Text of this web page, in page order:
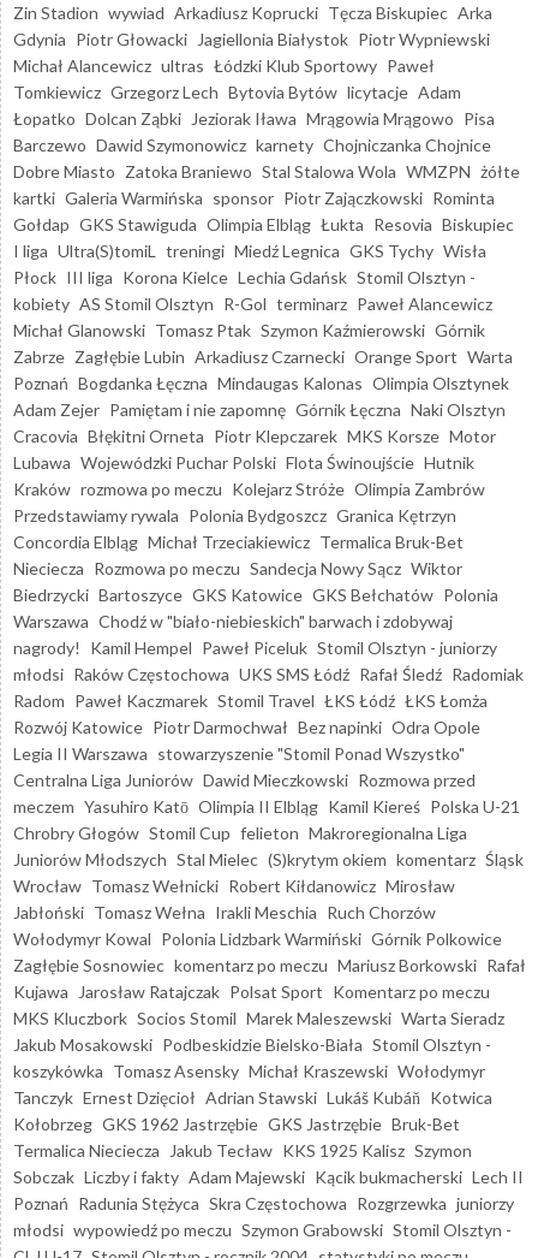
Zin Stadion wywiad Arkadiusz Koprucki Tęcza Biskupiec Arka
Gdynia Piotr Głowacki Jagiellonia Białystok Piotr Wypniewski
Michał Alancewicz ultras Łódzki Klub Sportowy Paweł
Tomkiewicz Grzegorz Lech Bytovia Bytów licytacje Adam
Łopatko Dolcan Ząbki Jeziorak Iława Mrągowia Mrągowo Pisa
Barczewo Dawid Szymonowicz karnety Chojniczanka Chojnice
Dobre Miasto Zatoka Braniewo Stal Stalowa Wola WMZPN żółte
kartki Galeria Warmińska sponsor Piotr Zajączkowski Rominta
Gołdap GKS Stawiguda Olimpia Elbląg Łukta Resovia Biskupiec
I liga Ultra(S)tomiL treningi Miedź Legnica GKS Tychy Wisła
Płock III liga Korona Kielce Lechia Gdańsk Stomil Olsztyn -
kobiety AS Stomil Olsztyn R-Gol terminarz Paweł Alancewicz
Michał Glanowski Tomasz Ptak Szymon Kaźmierowski Górnik
Zabrze Zagłębie Lubin Arkadiusz Czarnecki Orange Sport Warta
Poznań Bogdanka Łęczna Mindaugas Kalonas Olimpia Olsztynek
Adam Zejer Pamiętam i nie zapomnę Górnik Łęczna Naki Olsztyn
Cracovia Błękitni Orneta Piotr Klepczarek MKS Korsze Motor
Lubawa Wojewódzki Puchar Polski Flota Świnoujście Hutnik
Kraków rozmowa po meczu Kolejarz Stróże Olimpia Zambrów
Przedstawiamy rywala Polonia Bydgoszcz Granica Kętrzyn
Concordia Elbląg Michał Trzeciakiewicz Termalica Bruk-Bet
Nieciecza Rozmowa po meczu Sandecja Nowy Sącz Wiktor
Biedrzycki Bartoszyce GKS Katowice GKS Bełchatów Polonia
Warszawa Chodź w "biało-niebieskich" barwach i zdobywaj
nagrody!
Kamil Hempel Paweł Piceluk Stomil Olsztyn - juniorzy
młodsi Raków Częstochowa UKS SMS Łódź Rafał Śledź Radomiak
Radom Paweł Kaczmarek Stomil Travel ŁKS Łódź ŁKS Łomża
Rozwój Katowice Piotr Darmochwał Bez napinki Odra Opole
Legia II Warszawa stowarzyszenie "Stomil Ponad Wszystko"
Centralna Liga Juniorów Dawid Mieczkowski Rozmowa przed
meczem Yasuhiro Katō Olimpia II Elbląg Kamil Kiereś Polska U-21
Chrobry Głogów Stomil Cup felieton Makroregionalna Liga
Juniorów Młodszych Stal Mielec (S)krytym okiem komentarz Śląsk
Wrocław Tomasz Wełnicki Robert Kiłdanowicz Mirosław
Jabłoński Tomasz Wełna Irakli Meschia Ruch Chorzów
Wołodymyr Kowal Polonia Lidzbark Warmiński Górnik Polkowice
Zagłębie Sosnowiec komentarz po meczu Mariusz Borkowski Rafał
Kujawa
Jarosław Ratajczak Polsat Sport Komentarz po meczu
MKS Kluczbork Socios Stomil Marek Maleszewski Warta Sieradz
Jakub Mosakowski Podbeskidzie Bielsko-Biała Stomil Olsztyn -
koszykówka Tomasz Asensky Michał Kraszewski Wołodymyr
Tanczyk Ernest Dzięcioł Adrian Stawski Lukáš Kubáň Kotwica
Kołobrzeg GKS 1962 Jastrzębie GKS Jastrzębie Bruk-Bet
Termalica Nieciecza
Jakub Tecław KKS 1925 Kalisz Szymon
Sobczak Liczby i fakty Adam Majewski Kącik bukmacherski Lech II
Poznań Radunia Stężyca Skra Częstochowa Rozgrzewka juniorzy
młodsi wypowiedź po meczu Szymon Grabowski Stomil Olsztyn -